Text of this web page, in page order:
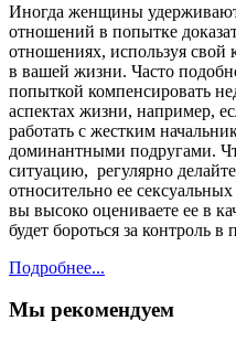
Иногда женщины
отношений в попытке
отношениях, используя свой
в вашей жизни. Часто
попыткой компенсировать
аспектах жизни, например,
работать с жестким
доминантными подругами.
ситуацию, регулярно
относительно ее
вы высоко оцениваете ее в
будет бороться за контроль в
Подробнее...
Мы рекомендуем